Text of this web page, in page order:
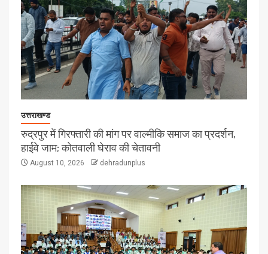
उत्तराखण्ड
रुद्रपुर में गिरफ्तारी की मांग पर वाल्मीकि समाज का प्रदर्शन,
हाईवे जाम; कोतवाली घेराव की चेतावनी
August 10, 2026 dehradunplus